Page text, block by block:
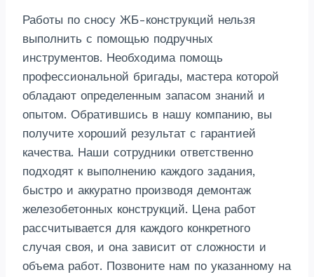
Работы по сносу ЖБ-конструкций нельзя
выполнить с помощью подручных
инструментов. Необходима помощь
профессиональной бригады, мастера которой
обладают определенным запасом знаний и
опытом. Обратившись в нашу компанию, вы
получите хороший результат с гарантией
качества. Наши сотрудники ответственно
подходят к выполнению каждого задания,
быстро и аккуратно производя демонтаж
железобетонных конструкций. Цена работ
рассчитывается для каждого конкретного
случая своя, и она зависит от сложности и
объема работ. Позвоните нам по указанному на